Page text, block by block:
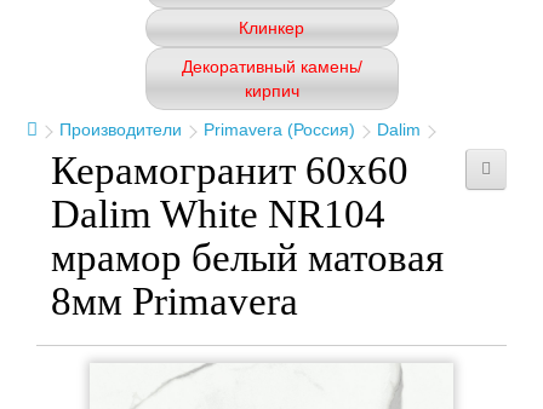
Клинкер
Декоративный камень/
кирпич
Производители
Primavera (Россия) Dalim
Керамогранит 60x60
Dalim White NR104
мрамор белый матовая
8мм Primavera